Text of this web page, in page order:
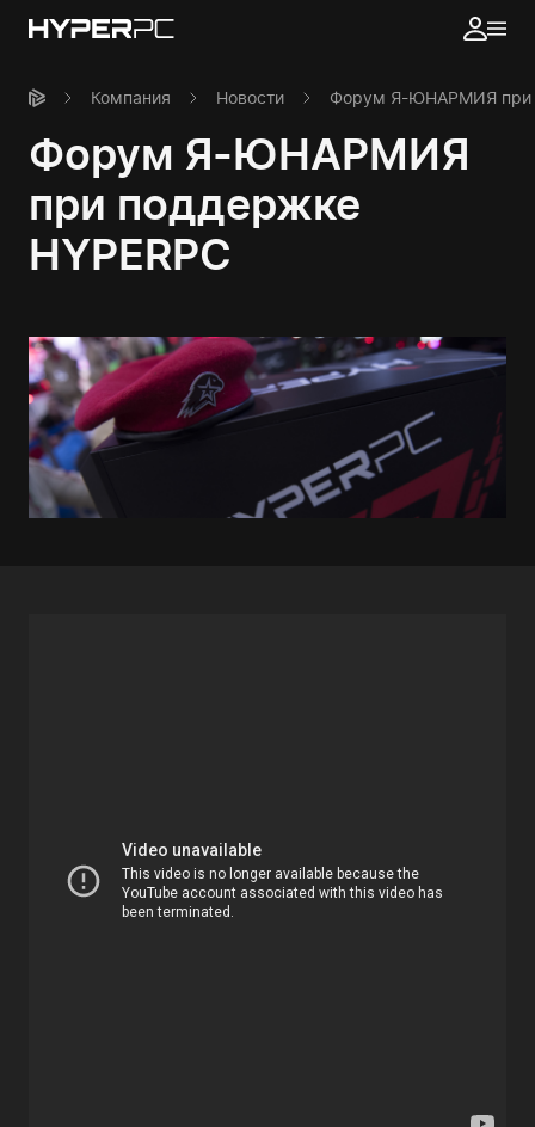
Компания Новости Форум Я-ЮНАРМИЯ при
Форум Я-ЮНАРМИЯ
при поддержке
HYPERPC